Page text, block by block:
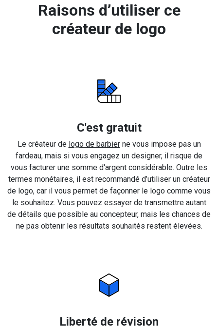
Raisons d’utiliser ce
créateur de logo
C'est gratuit
Le créateur de logo de barbierne vous impose pas un
fardeau, mais si vous engagez un designer, il risque de
vous facturer une somme d'argent considérable. Outre les
termes monétaires, il est recommandé d’utiliser un créateur
de logo, car il vous permet de façonner le logo comme vous
le souhaitez. Vous pouvez essayer de transmettre autant
de détails que possible au concepteur, mais les chances de
ne pas obtenir les résultats souhaités restent élevées.
Liberté de révision